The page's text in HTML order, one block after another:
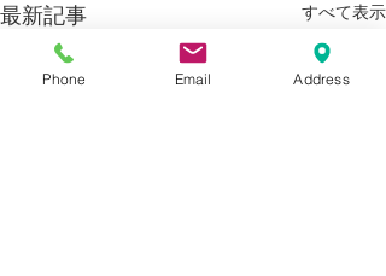
最新記事 すべて表示
Phone Email Address